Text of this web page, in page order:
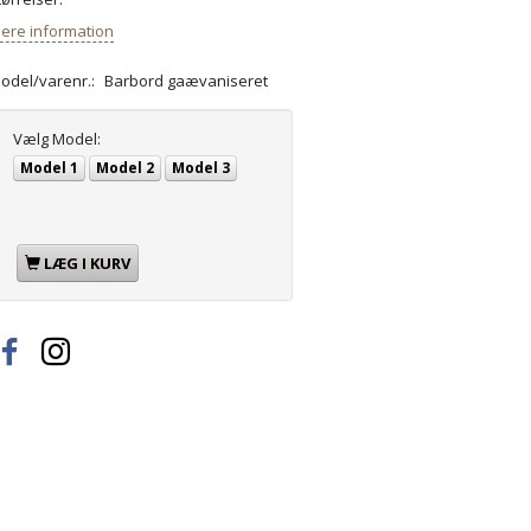
information
varenr.: Barbord gaævaniseret
VælgModel:
Model 1 Model 2 Model 3
LÆG I KURV